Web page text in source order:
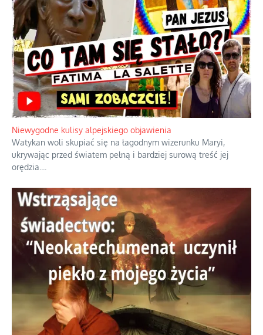
Niewygodne kulisy alpejskiego objawienia
Watykan woli skupiać się na łagodnym wizerunku Maryi,
ukrywając przed światem pełną i bardziej surową treść jej
orędzia.